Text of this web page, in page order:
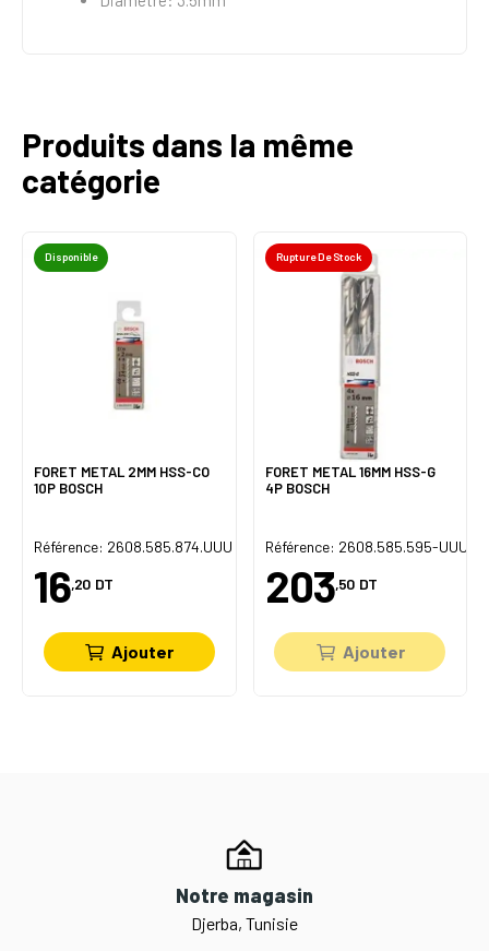
Produits dans la même
catégorie
Disponible
FORET METAL 2MM HSS-CO
10P BOSCH
Référence: 2608.585.874.UUU
16,20 DT
Ajouter
Rupture De Stock
FORET METAL 16MM HSS-G
4P BOSCH
Référence: 2608.585.595-UUU
203,50 DT
Ajouter
Notre magasin
Djerba, Tunisie